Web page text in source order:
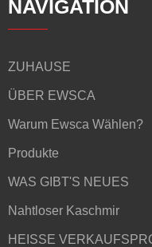
NAVIGATION
ZUHAUSE
ÜBER EWSCA
Warum Ewsca Wählen?
Produkte
WAS GIBT'S NEUES
Nahtloser Kaschmir
HEISSE